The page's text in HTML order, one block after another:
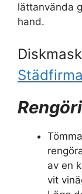
lättanvända
hand.
av en
vit